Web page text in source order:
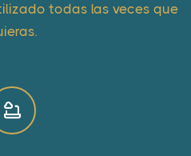
todas las veces que